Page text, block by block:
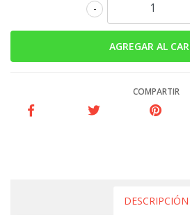
-
COMPARTIR
DESCRIPCIÓN